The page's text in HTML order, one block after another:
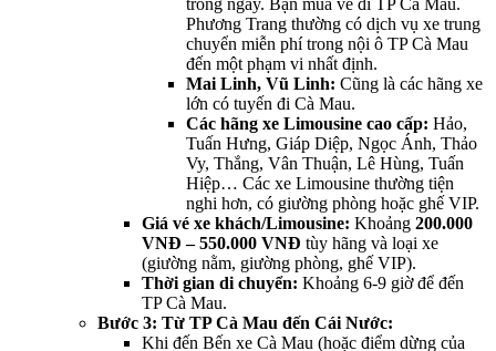
trong ngày. Bạn mua vé đi TP Cà Mau.
Phương Trang thường có dịch vụ xe trung
chuyển miễn phí trong nội ô TP Cà Mau
đến một phạm vi nhất định.
Mai Linh, Vũ Linh: Cũng là các hãng xe
lớn có tuyến đi Cà Mau.
Các hãng xe Limousine cao cấp: Hảo,
Tuấn Hưng, Giáp Diệp, Ngọc Ánh, Thảo
Vy, Thắng, Vân Thuận, Lê Hùng, Tuấn
Hiệp… Các xe Limousine thường tiện
nghi hơn, có giường phòng hoặc ghế VIP.
Giá vé xe khách/Limousine: Khoảng 200.000
VNĐ – 550.000 VNĐ tùy hãng và loại xe
(giường nằm, giường phòng, ghế VIP).
Thời gian di chuyển: Khoảng 6-9 giờ để đến
TP Cà Mau.
Bước 3: Từ TP Cà Mau đến Cái Nước:
Khi đến Bến xe Cà Mau (hoặc điểm dừng của